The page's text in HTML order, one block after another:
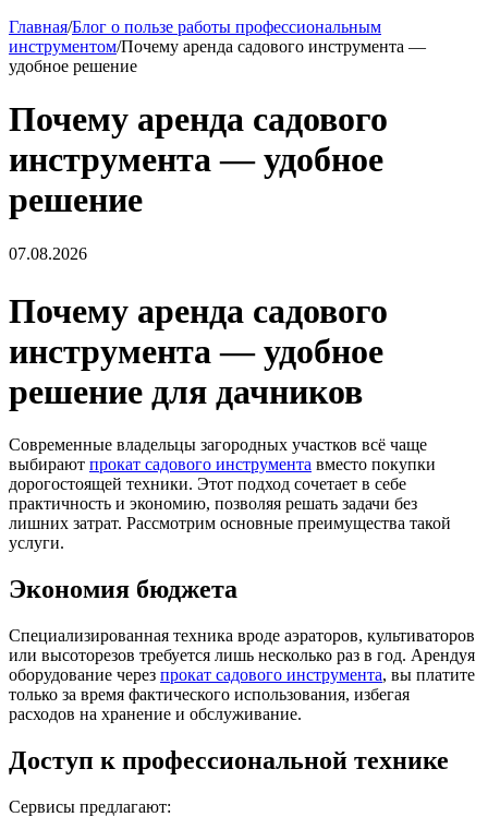
Главная/Блог о пользе работы профессиональным
инструментом/Почему аренда садового инструмента —
удобное решение
Почему аренда садового
инструмента — удобное
решение
07.08.2026
Почему аренда садового
инструмента — удобное
решение для дачников
Современные владельцы загородных участков всё чаще
выбирают прокат садового инструмента вместо покупки
дорогостоящей техники. Этот подход сочетает в себе
практичность и экономию, позволяя решать задачи без
лишних затрат. Рассмотрим основные преимущества такой
услуги.
Экономия бюджета
Специализированная техника вроде аэраторов, культиваторов
или высоторезов требуется лишь несколько раз в год. Арендуя
оборудование через прокат садового инструмента, вы платите
только за время фактического использования, избегая
расходов на хранение и обслуживание.
Доступ к профессиональной технике
Сервисы предлагают: